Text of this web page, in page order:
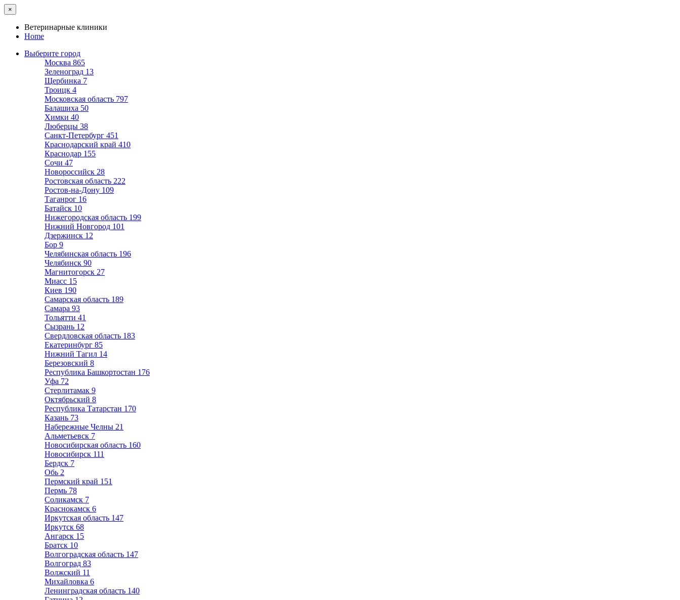
×
Ветеринарные клиники
Home
Выберите город
Москва 865
Зеленоград 13
Щербинка 7
Троицк 4
Московская область 797
Балашиха 50
Химки 40
Люберцы 38
Санкт-Петербург 451
Краснодарский край 410
Краснодар 155
Сочи 47
Новороссийск 28
Ростовская область 222
Ростов-на-Дону 109
Таганрог 16
Батайск 10
Нижегородская область 199
Нижний Новгород 101
Дзержинск 12
Бор 9
Челябинская область 196
Челябинск 90
Магнитогорск 27
Миасс 15
Киев 190
Самарская область 189
Самара 93
Тольятти 41
Сызрань 12
Свердловская область 183
Екатеринбург 85
Нижний Тагил 14
Березовский 8
Республика Башкортостан 176
Уфа 72
Стерлитамак 9
Октябрьский 8
Республика Татарстан 170
Казань 73
Набережные Челны 21
Альметьевск 7
Новосибирская область 160
Новосибирск 111
Бердск 7
Обь 2
Пермский край 151
Пермь 78
Соликамск 7
Краснокамск 6
Иркутская область 147
Иркутск 68
Ангарск 15
Братск 10
Волгоградская область 147
Волгоград 83
Волжский 11
Михайловка 6
Ленинградская область 140